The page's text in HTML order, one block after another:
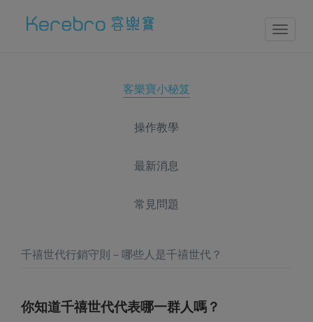
客樂寶小秘笈
操作教學
最新消息
常見問題
千禧世代行銷守則－哪些人是千禧世代？
你知道千禧世代代表哪一群人嗎？